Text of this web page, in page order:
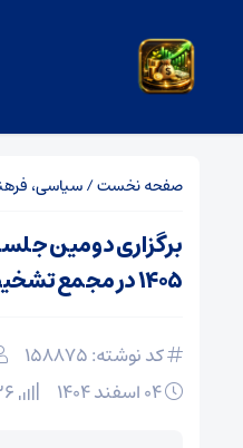
صفحه نخست/سیاسی،
برگزاری دومین
۱۴۰۵ در مجمع تشخیص مصلحت نظام
کد نوشته: 158875